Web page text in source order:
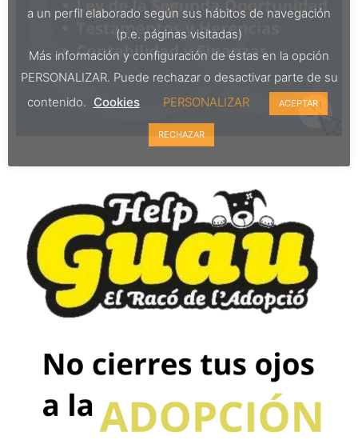
a un perfil elaborado según sus hábitos de navegación
(p.e. páginas visitadas)
Más información y configuración de éstas en la opción
PERSONALIZAR. Puede rechazar o desactivar parte de su
contenido. Cookies PERSONALIZAR ACEPTAR
RECHAZAR